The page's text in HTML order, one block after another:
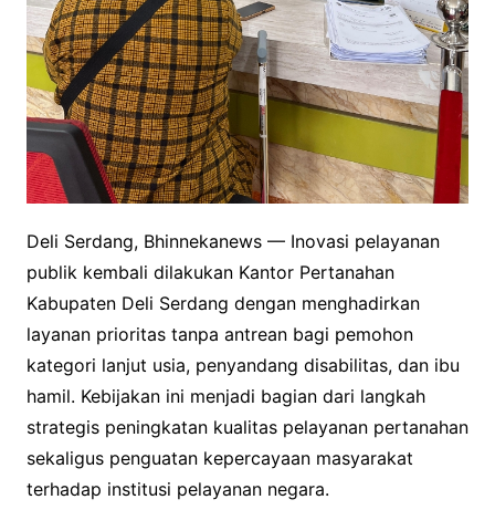
Deli Serdang, Bhinnekanews — Inovasi pelayanan
publik kembali dilakukan Kantor Pertanahan
Kabupaten Deli Serdang dengan menghadirkan
layanan prioritas tanpa antrean bagi pemohon
kategori lanjut usia, penyandang disabilitas, dan ibu
hamil. Kebijakan ini menjadi bagian dari langkah
strategis peningkatan kualitas pelayanan pertanahan
sekaligus penguatan kepercayaan masyarakat
terhadap institusi pelayanan negara.